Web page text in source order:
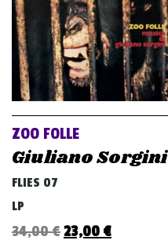
ZOO FOLLE
Giuliano Sorgini
FLIES 07
LP
34,00€Original
23,00 €Current